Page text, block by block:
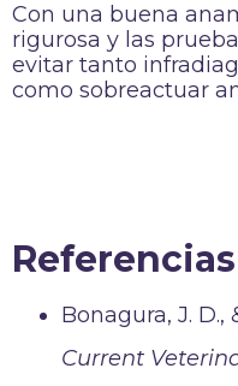
Con una buena
rigurosa y las
evitar tanto
como sobreactuar
Referencias
Bonagura, J. D.,
Current